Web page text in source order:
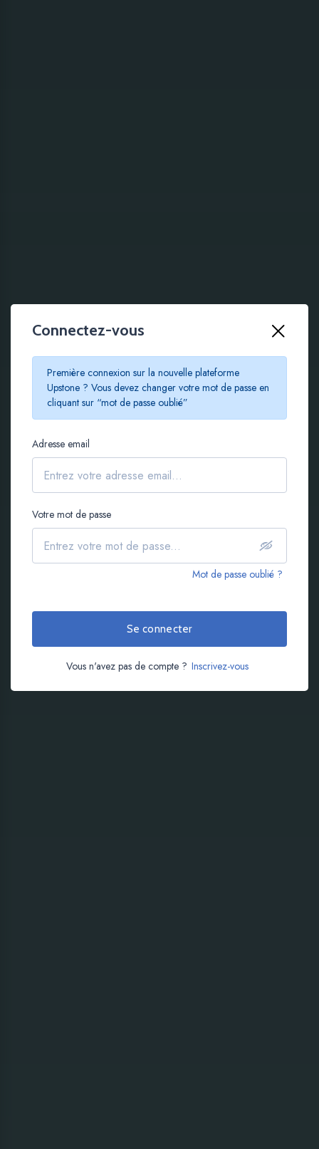
Connectez-vous
Première connexion sur la nouvelle plateforme
Upstone ? Vous devez changer votre mot de passe en
cliquant sur “mot de passe oublié”
Adresse email
Mot de passe oublié ?
Votre mot de passe
Se connecter
Vous n'avez pas de compte ? Inscrivez-vous
100 % EN LIGNE
Le crowdfunding
immobilier à partir de
100 €
S'inscrire gratuitement